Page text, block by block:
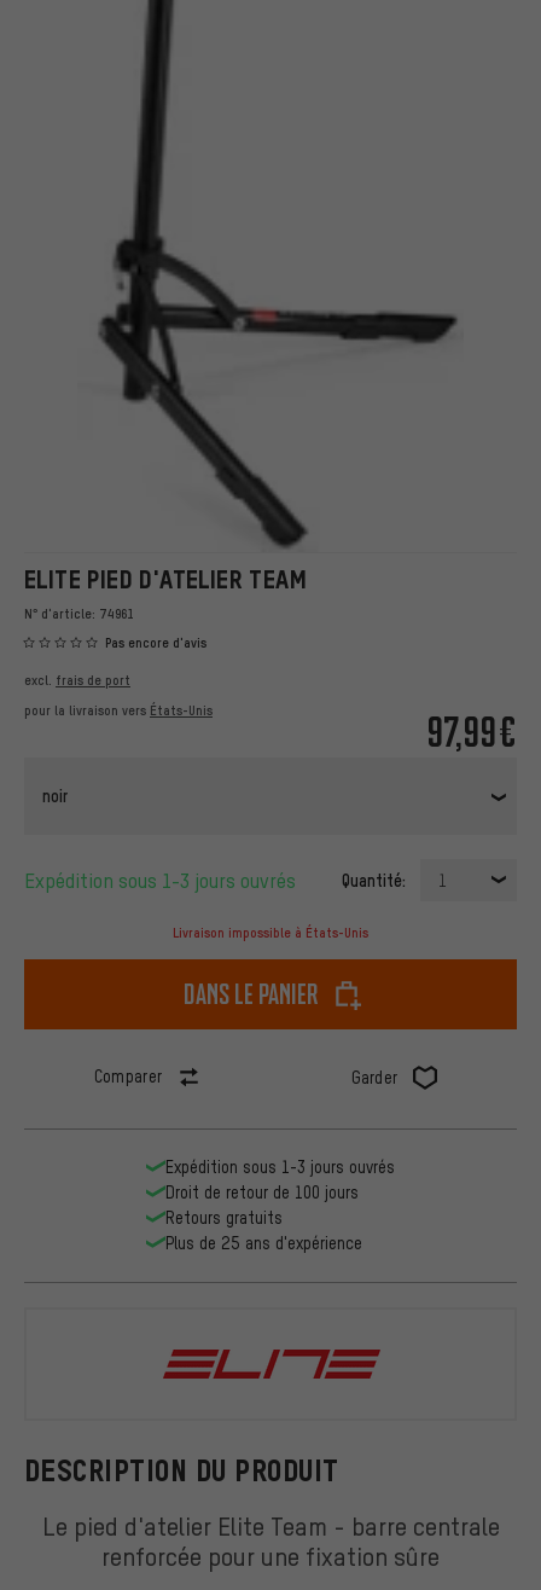
ELITE PIED D'ATELIER TEAM
N° d'article: 74961
Pas encore d'avis
97,99€
excl. frais de port
pour la livraison vers États-Unis
noir
Expédition sous 1-3 jours ouvrés Quantité: 1
Livraison impossible à États-Unis
dans le panier
Comparer Garder
DESCRIPTION DU PRODUIT
Le pied d'atelier Elite Team - barre centrale
renforcée pour une fixation sûre
Expédition sous 1-3 jours ouvrés
Droit de retour de 100 jours
Retours gratuits
Plus de 25 ans d'expérience